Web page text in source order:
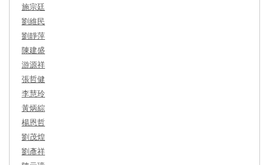
施宗廷
劉維民
劉靜萍
陳建盛
游源祥
張哲健
李慧玲
黃炳綜
楊恩哲
劉茂煌
劉彥祥